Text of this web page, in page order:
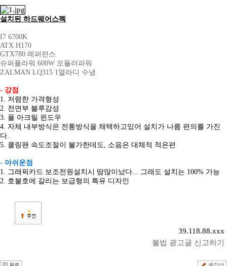
설치된 하드웨어스펙
I7 6700K
ATX H170
GTX780 레퍼런스
슈퍼플라워 600W 모듈러파워
ZALMAN LQ315 1열라디 수냉
- 강점
1. 저렴한 가격형성
2. 전면부 블루감성
3. 풀 아크릴 윈도우
4. 자체 내부방식은 전통방식을 채택하고있어 설치가 나름 편의를 가진
다.
5. 쿨링팬 속도조절이 불가한데도, 소음은 대체적 적은편
- 아쉬운점
1. 그래픽카드 보조전원설치시 땀많이났다... 그래도 설치는 100% 가능
2. 호불호에 갈리는 보급형의 특유 디자인
3
39.118.88.xxx
불법 광고글 신고하기